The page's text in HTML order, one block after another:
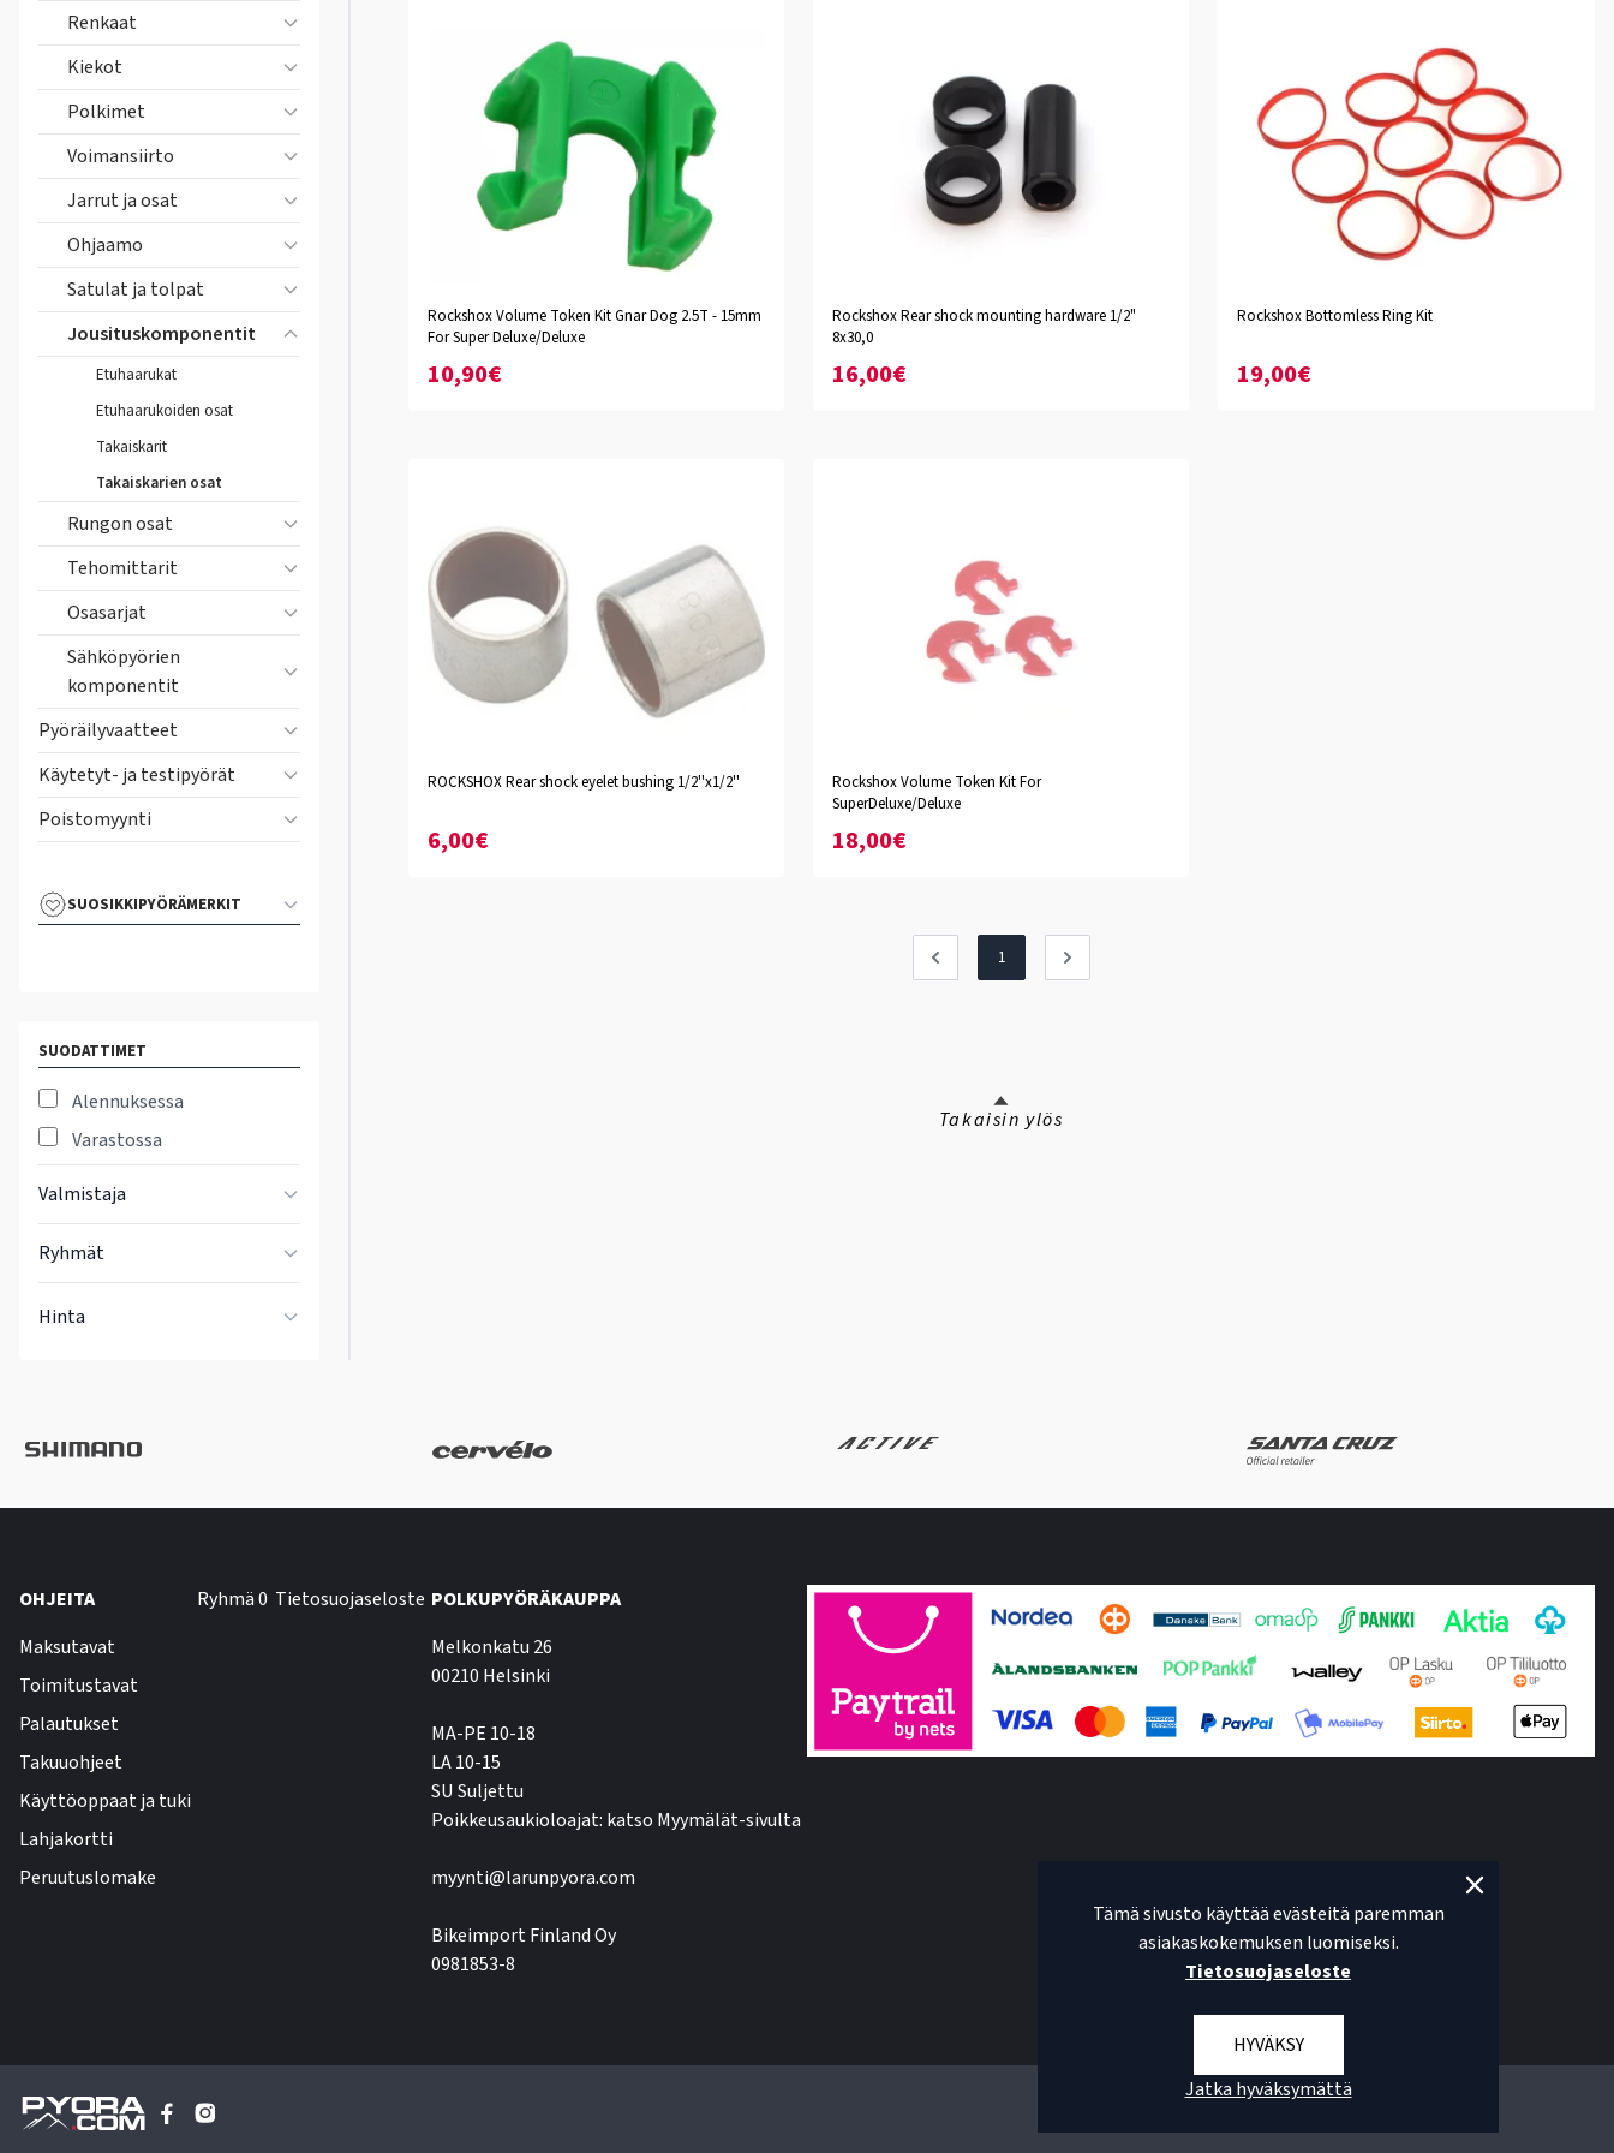
Renkaat
Kiekot
Polkimet
Voimansiirto
Jarrut ja osat
Ohjaamo
Satulat ja tolpat
Jousituskomponentit
Etuhaarukat
Etuhaarukoiden osat
Takaiskarit
Takaiskarien osat
Rungon osat
Tehomittarit
Osasarjat
Sähköpyörien
komponentit
Pyöräilyvaatteet
Käytetyt- ja testipyörät
Poistomyynti
SUOSIKKIPYÖRÄMERKIT
SUODATTIMET
Alennuksessa
Varastossa
Valmistaja
Ryhmät
Hinta
Rockshox Volume Token Kit Gnar Dog 2.5T - 15mm
For Super Deluxe/Deluxe
10,90€
Rockshox Rear shock mounting hardware 1/2"
8x30,0
16,00€
Rockshox Bottomless Ring Kit
19,00€
ROCKSHOX Rear shock eyelet bushing 1/2''x1/2''
6,00€
Rockshox Volume Token Kit For
SuperDeluxe/Deluxe
18,00€
1
Takaisin ylös
OHJEITA
Maksutavat
Toimitustavat
Palautukset
Takuuohjeet
Käyttöoppaat ja tuki
Lahjakortti
Peruutuslomake
Ryhmä 0 Tietosuojaseloste POLKUPYÖRÄKAUPPA
Melkonkatu 26
00210 Helsinki
MA-PE 10-18
LA 10-15
SU Suljettu
Poikkeusaukioloajat: katso Myymälät-sivulta
myynti@larunpyora.com
Bikeimport Finland Oy
0981853-8
Tämä sivusto käyttää evästeitä paremman
asiakaskokemuksen luomiseksi.
Tietosuojaseloste
HYVÄKSY
Jatka hyväksymättä